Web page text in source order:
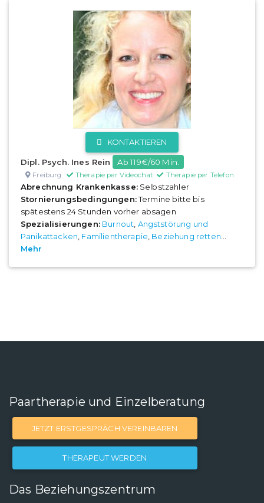
KONTAKTIEREN
Dipl. Psych. Ines Rein Ab 119€/60 Min.
Freiburg Therapie per Videochat Therapie per Telefon
Abrechnung Krankenkasse:Selbstzahler
Stornierungsbedingungen:Termine bitte bis
spätestens 24 Stunden vorher absagen
Spezialisierungen: Burnout Angststörung und
Panikattacken Familientherapie Beziehung retten
Mehr
Paartherapie und Einzelberatung
JETZT ERSTGESPRÄCH VEREINBAREN
THERAPEUT WERDEN
Das Beziehungszentrum